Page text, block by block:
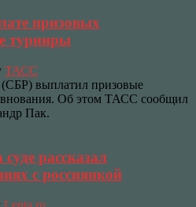
призовых
турниры
ТАСС
выплатил призовые
Об этом ТАСС сообщил
Пак.
рассказал
с россиянкой